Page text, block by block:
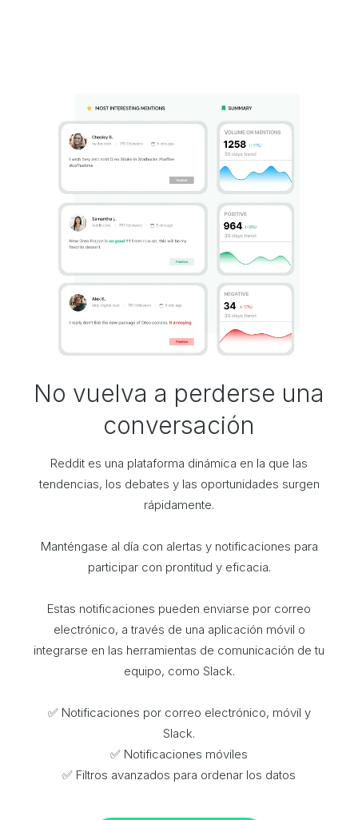
No vuelva a perderse una
conversación
Reddit es una plataforma dinámica en la que las
tendencias, los debates y las oportunidades surgen
rápidamente.
Manténgase al día con alertas y notificaciones para
participar con prontitud y eficacia.
Estas notificaciones pueden enviarse por correo
electrónico, a través de una aplicación móvil o
integrarse en las herramientas de comunicación de tu
equipo, como Slack.
✅ Notificaciones por correo electrónico, móvil y
Slack.
✅ Notificaciones móviles
✅ Filtros avanzados para ordenar los datos